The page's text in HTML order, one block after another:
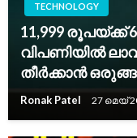
TECHNOLOGY
11,999 രൂപയ്ക്ക്
വിപണിയിൽ
തീർക്കാൻ
Ronak Patel 27 മെയ്‌